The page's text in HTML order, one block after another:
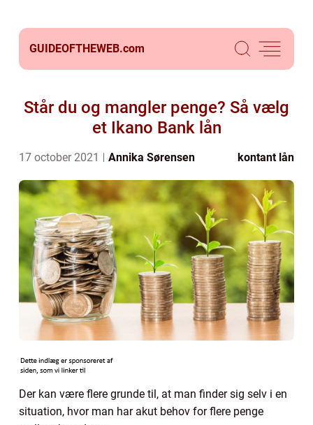
GUIDEOFTHEWEB.com
Står du og mangler penge? Så vælg
et Ikano Bank lån
17 october 2021 Annika Sørensen kontant lån
Der kan være flere grunde til, at man finder sig selv i en
situation, hvor man har akut behov for flere penge